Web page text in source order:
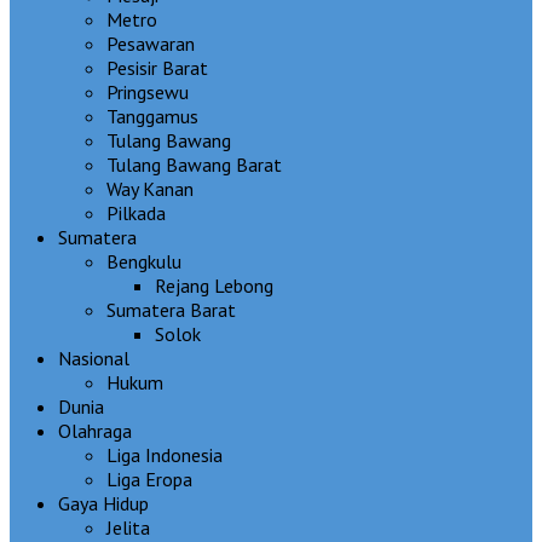
Metro
Pesawaran
Pesisir Barat
Pringsewu
Tanggamus
Tulang Bawang
Tulang Bawang Barat
Way Kanan
Pilkada
Sumatera
Bengkulu
Rejang Lebong
Sumatera Barat
Solok
Nasional
Hukum
Dunia
Olahraga
Liga Indonesia
Liga Eropa
Gaya Hidup
Jelita